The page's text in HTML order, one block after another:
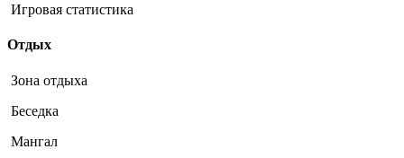
Игровая статистика
Отдых
Зона отдыха
Беседка
Мангал